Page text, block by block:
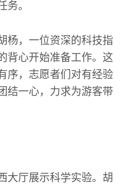
务。
杨，一位资深的科技指
背心开始准备工作。这
序，志愿者们对有经验
结一心，力求为游客带
大厅展示科学实验。胡